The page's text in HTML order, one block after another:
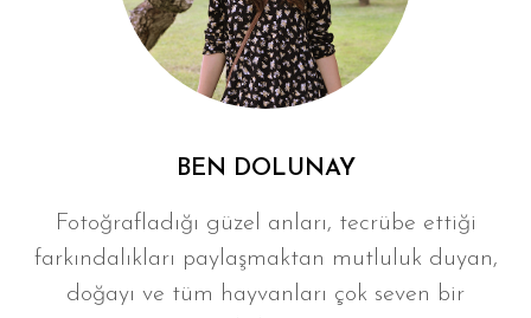
BEN DOLUNAY
Fotoğrafladığı güzel anları, tecrübe ettiği
farkındalıkları paylaşmaktan mutluluk duyan,
doğayı ve tüm hayvanları çok seven bir